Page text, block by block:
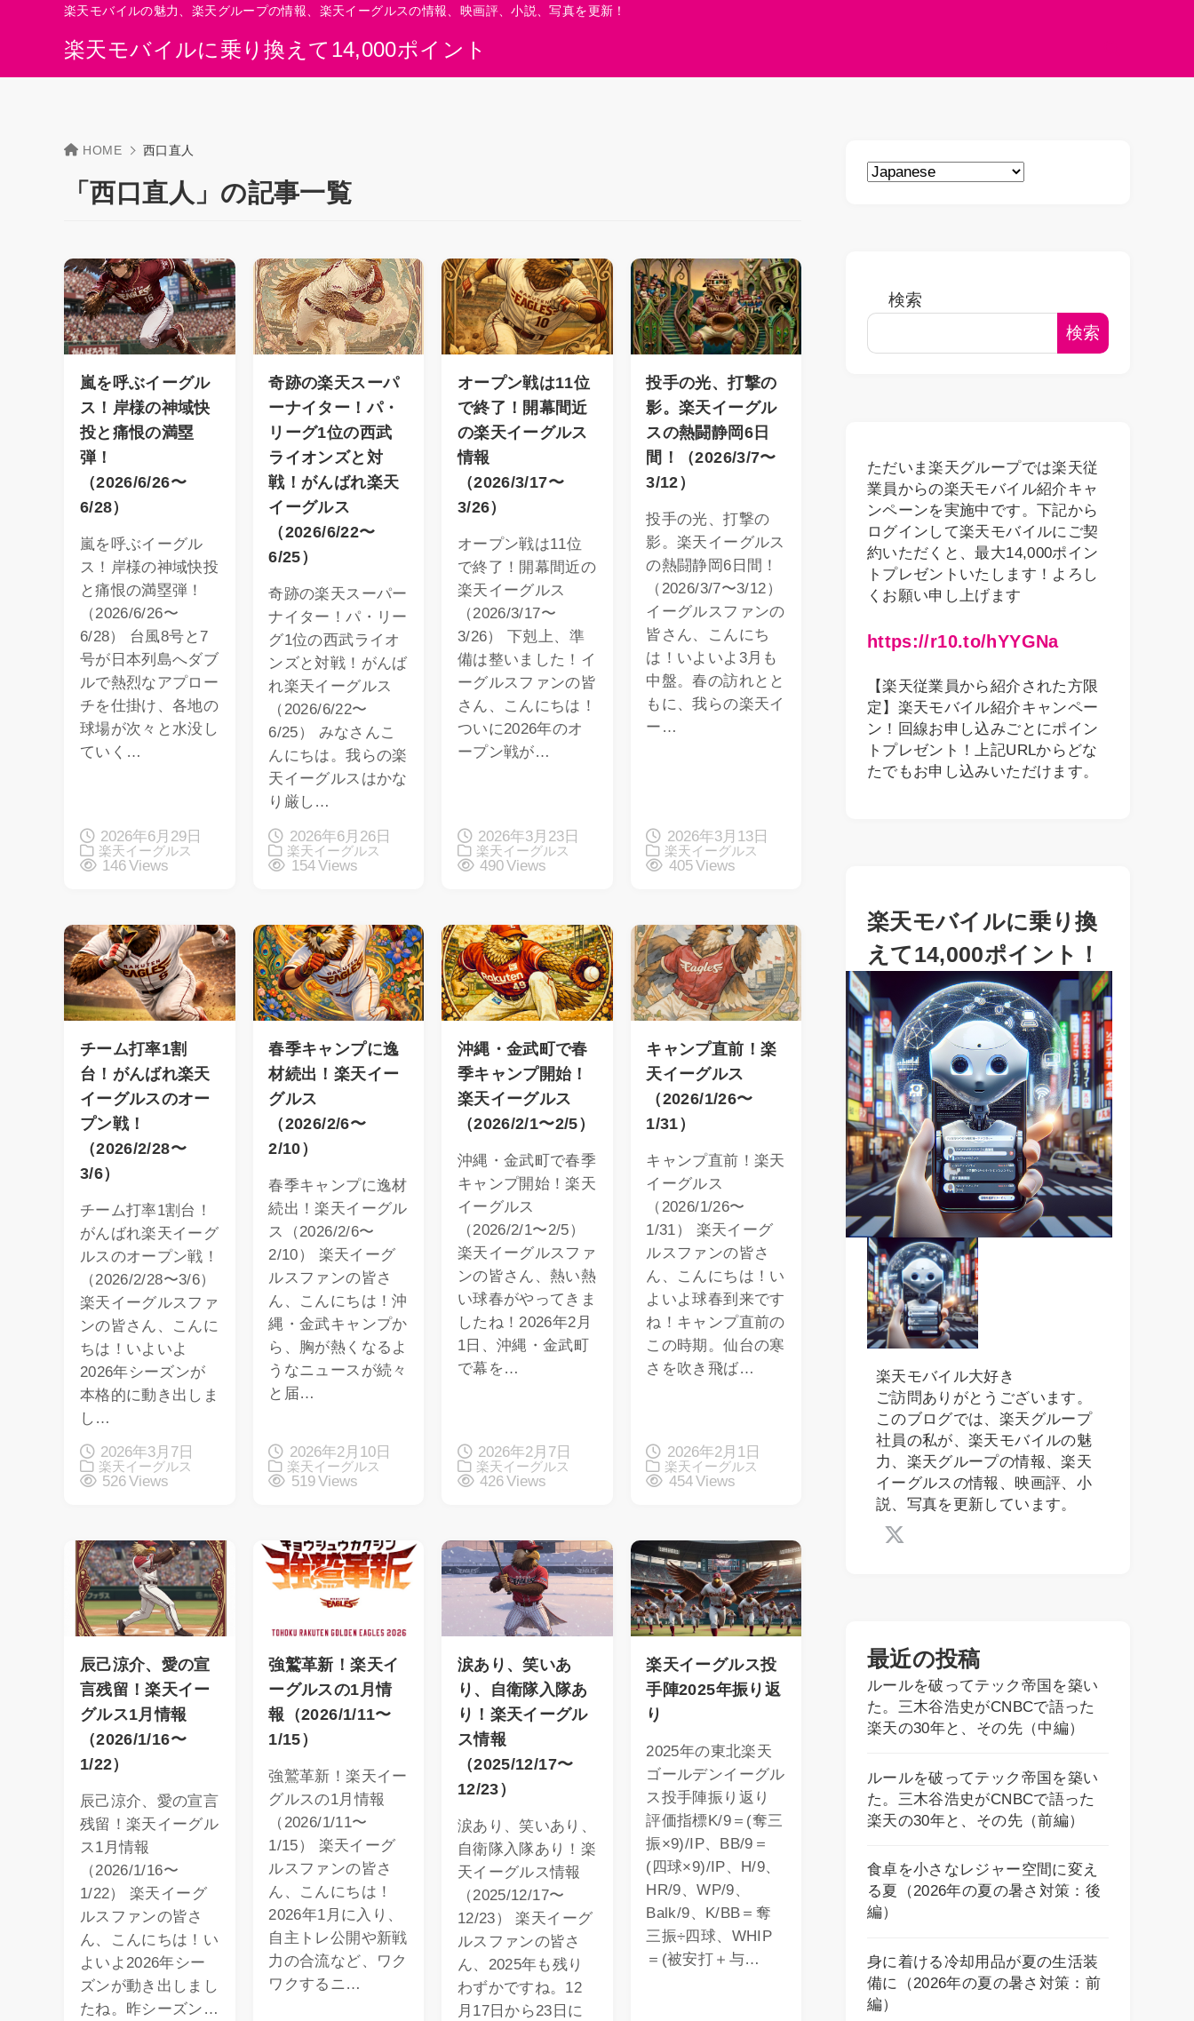
楽天モバイルに乗り換えて14,000ポイント
楽天モバイルの魅力、楽天グループの情報、楽天イーグルスの情報、映画評、小説、写真を更新！
HOME 西口直人
「西口直人」の記事一覧
嵐を呼ぶイーグル
ス！岸様の神域快
投と痛恨の満塁
弾！
（2026/6/26〜
6/28）
嵐を呼ぶイーグル
ス！岸様の神域快投
と痛恨の満塁弾！
（2026/6/26〜
6/28） 台風8号と7
号が日本列島へダブ
ルで熱烈なアプロー
チを仕掛け、各地の
球場が次々と水没し
ていく…
2026年6月29日
楽天イーグルス
146 Views
奇跡の楽天スーパ
ーナイター！パ・
リーグ1位の西武
ライオンズと対
戦！がんばれ楽天
イーグルス
（2026/6/22〜
6/25）
奇跡の楽天スーパー
ナイター！パ・リー
グ1位の西武ライオ
ンズと対戦！がんば
れ楽天イーグルス
（2026/6/22〜
6/25） みなさんこ
んにちは。我らの楽
天イーグルスはかな
り厳し…
2026年6月26日
楽天イーグルス
154 Views
オープン戦は11位
で終了！開幕間近
の楽天イーグルス
情報
（2026/3/17〜
3/26）
オープン戦は11位
で終了！開幕間近の
楽天イーグルス
（2026/3/17〜
3/26） 下剋上、準
備は整いました！イ
ーグルスファンの皆
さん、こんにちは！
ついに2026年のオ
ープン戦が…
2026年3月23日
楽天イーグルス
490 Views
投手の光、打撃の
影。楽天イーグル
スの熱闘静岡6日
間！（2026/3/7〜
3/12）
投手の光、打撃の
影。楽天イーグルス
の熱闘静岡6日間！
（2026/3/7〜3/12）
イーグルスファンの
皆さん、こんにち
は！いよいよ3月も
中盤。春の訪れとと
もに、我らの楽天イ
ー…
2026年3月13日
楽天イーグルス
405 Views
チーム打率1割
台！がんばれ楽天
イーグルスのオー
プン戦！
（2026/2/28〜
3/6）
チーム打率1割台！
がんばれ楽天イーグ
ルスのオープン戦！
（2026/2/28〜3/6）
楽天イーグルスファ
ンの皆さん、こんに
ちは！いよいよ
2026年シーズンが
本格的に動き出しま
し…
2026年3月7日
楽天イーグルス
526 Views
春季キャンプに逸
材続出！楽天イー
グルス
（2026/2/6〜
2/10）
春季キャンプに逸材
続出！楽天イーグル
ス（2026/2/6〜
2/10） 楽天イーグ
ルスファンの皆さ
ん、こんにちは！沖
縄・金武キャンプか
ら、胸が熱くなるよ
うなニュースが続々
と届…
2026年2月10日
楽天イーグルス
519 Views
沖縄・金武町で春
季キャンプ開始！
楽天イーグルス
（2026/2/1〜2/5）
沖縄・金武町で春季
キャンプ開始！楽天
イーグルス
（2026/2/1〜2/5）
楽天イーグルスファ
ンの皆さん、熱い熱
い球春がやってきま
したね！2026年2月
1日、沖縄・金武町
で幕を…
2026年2月7日
楽天イーグルス
426 Views
キャンプ直前！楽
天イーグルス
（2026/1/26〜
1/31）
キャンプ直前！楽天
イーグルス
（2026/1/26〜
1/31） 楽天イーグ
ルスファンの皆さ
ん、こんにちは！い
よいよ球春到来です
ね！キャンプ直前の
この時期。仙台の寒
さを吹き飛ば…
2026年2月1日
楽天イーグルス
454 Views
辰己涼介、愛の宣
言残留！楽天イー
グルス1月情報
（2026/1/16〜
1/22）
辰己涼介、愛の宣言
残留！楽天イーグル
ス1月情報
（2026/1/16〜
1/22） 楽天イーグ
ルスファンの皆さ
ん、こんにちは！い
よいよ2026年シー
ズンが動き出しまし
たね。昨シーズン…
強鷲革新！楽天イ
ーグルスの1月情
報（2026/1/11〜
1/15）
強鷲革新！楽天イー
グルスの1月情報
（2026/1/11〜
1/15） 楽天イーグ
ルスファンの皆さ
ん、こんにちは！
2026年1月に入り、
自主トレ公開や新戦
力の合流など、ワク
ワクするニ…
涙あり、笑いあ
り、自衛隊入隊あ
り！楽天イーグル
ス情報
（2025/12/17〜
12/23）
涙あり、笑いあり、
自衛隊入隊あり！楽
天イーグルス情報
（2025/12/17〜
12/23） 楽天イーグ
ルスファンの皆さ
ん、2025年も残り
わずかですね。12
月17日から23日に
楽天イーグルス投
手陣2025年振り返
り
2025年の東北楽天
ゴールデンイーグル
ス投手陣振り返り
評価指標K/9＝(奪三
振×9)/IP、BB/9＝
(四球×9)/IP、H/9、
HR/9、WP/9、
Balk/9、K/BB＝奪
三振÷四球、WHIP
＝(被安打＋与…
検索
検索
ただいま楽天グループでは楽天従
業員からの楽天モバイル紹介キャ
ンペーンを実施中です。下記から
ログインして楽天モバイルにご契
約いただくと、最大14,000ポイン
トプレゼントいたします！よろし
くお願い申し上げます
https://r10.to/hYYGNa
【楽天従業員から紹介された方限
定】楽天モバイル紹介キャンペー
ン！回線お申し込みごとにポイン
トプレゼント！上記URLからどな
たでもお申し込みいただけます。
楽天モバイルに乗り換
えて14,000ポイント！
楽天モバイル大好き
ご訪問ありがとうございます。
このブログでは、楽天グループ
社員の私が、楽天モバイルの魅
力、楽天グループの情報、楽天
イーグルスの情報、映画評、小
説、写真を更新しています。
最近の投稿
ルールを破ってテック帝国を築い
た。三木谷浩史がCNBCで語った
楽天の30年と、その先（中編）
ルールを破ってテック帝国を築い
た。三木谷浩史がCNBCで語った
楽天の30年と、その先（前編）
食卓を小さなレジャー空間に変え
る夏（2026年の夏の暑さ対策：後
編）
身に着ける冷却用品が夏の生活装
備に（2026年の夏の暑さ対策：前
編）